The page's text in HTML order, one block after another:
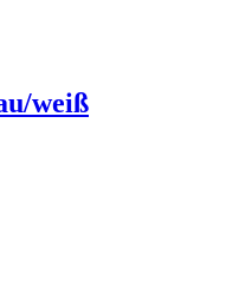
weiß